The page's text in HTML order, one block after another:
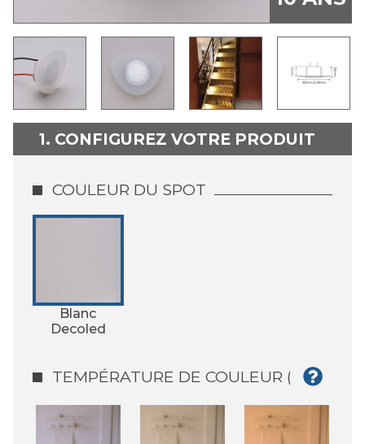
1. CONFIGUREZ VOTRE PRODUIT
COULEUR DU SPOT
Blanc
Decoled
TEMPÉRATURE DE COULEUR (°K)